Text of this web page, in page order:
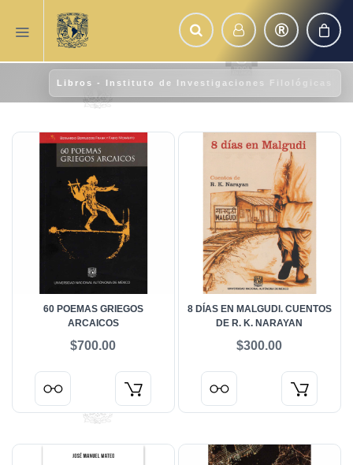
Libros - Instituto de Investigaciones Filológicas
60 POEMAS GRIEGOS
ARCAICOS
$700.00
8 DÍAS EN MALGUDI. CUENTOS
DE R. K. NARAYAN
$300.00